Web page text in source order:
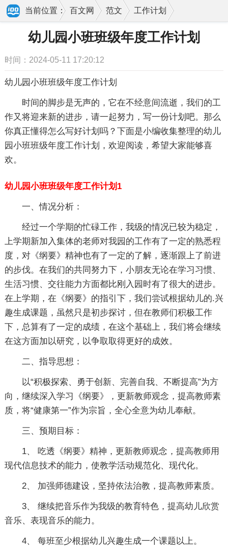
当前位置： 百文网 范文 工作计划
班级工作计划 幼儿园小班班级年度工作计划
幼儿园小班班级年度工作计划
时间：2024-05-11 17:20:12
幼儿园小班班级年度工作计划
时间的脚步是无声的，它在不经意间流逝，我们的工
作又将迎来新的进步，请一起努力，写一份计划吧。那么
你真正懂得怎么写好计划吗？下面是小编收集整理的幼儿
园小班班级年度工作计划，欢迎阅读，希望大家能够喜
欢。
幼儿园小班班级年度工作计划1
一、情况分析：
经过一个学期的忙碌工作，我级的情况已较为稳定，
上学期新加入集体的老师对我园的工作有了一定的熟悉程
度，对《纲要》精神也有了一定的了解，逐渐跟上了前进
的步伐。在我们的共同努力下，小朋友无论在学习习惯、
生活习惯、交往能力方面都比刚入园时有了很大的进步。
在上学期，在《纲要》的指引下，我们尝试根据幼儿的.兴
趣生成课题，虽然只是初步探讨，但在教师们积极工作
下，总算有了一定的成绩，在这个基础上，我们将会继续
在这方面加以研究，以争取取得更好的成效。
二、指导思想：
以“积极探索、勇于创新、完善自我、不断提高”为方
向，继续深入学习《纲要》，更新教师观念，提高教师素
质，将“健康第一”作为宗旨，全心全意为幼儿奉献。
三、预期目标：
1、 吃透《纲要》精神，更新教师观念，提高教师用
现代信息技术的能力，使教学活动规范化、现代化。
2、 加强师德建设，坚持依法治教，提高教师素质。
3、 继续把音乐作为我级的教育特色，提高幼儿欣赏
音乐、表现音乐的能力。
4、 每班至少根据幼儿兴趣生成一个课题以上。